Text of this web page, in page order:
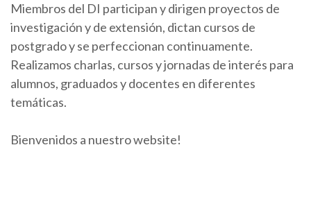
Miembros del DI participan y dirigen proyectos de
investigación y de extensión, dictan cursos de
postgrado y se perfeccionan continuamente.
Realizamos charlas, cursos y jornadas de interés para
alumnos, graduados y docentes en diferentes
temáticas.
Bienvenidos a nuestro website!